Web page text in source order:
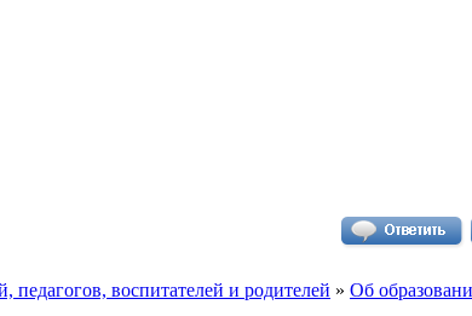
воспитателей и родителей » Об